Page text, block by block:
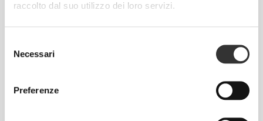
raccolto dal suo utilizzo dei loro servizi.
delNecessari
Preferenze